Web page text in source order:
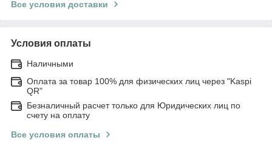
Все условия доставки
Условия оплаты
Наличными
Оплата за товар 100% для физических лиц через "Kaspi
QR"
Безналичный расчет только для Юридических лиц по
счету на оплату
Все условия оплаты